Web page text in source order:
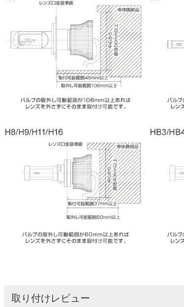
取り付けレビュー